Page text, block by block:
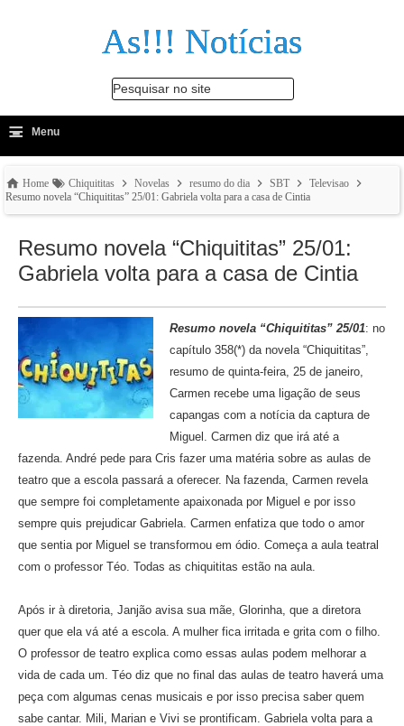
As!!! Notícias
Pesquisar no site
-
≡ Menu
Home Chiquititas Novelas resumo do dia SBT
Televisao
Resumo novela “Chiquititas” 25/01: Gabriela volta para a casa de Cintia
Resumo novela “Chiquititas” 25/01:
Gabriela volta para a casa de Cintia
Resumo novela “Chiquititas” 25/01: no
capítulo 358(*) da novela “Chiquititas”,
resumo de quinta-feira, 25 de janeiro,
Carmen recebe uma ligação de seus
capangas com a notícia da captura de
Miguel. Carmen diz que irá até a
fazenda. André pede para Cris fazer uma matéria sobre as aulas de
teatro que a escola passará a oferecer. Na fazenda, Carmen revela
que sempre foi completamente apaixonada por Miguel e por isso
sempre quis prejudicar Gabriela. Carmen enfatiza que todo o amor
que sentia por Miguel se transformou em ódio. Começa a aula teatral
com o professor Téo. Todas as chiquititas estão na aula.
Após ir à diretoria, Janjão avisa sua mãe, Glorinha, que a diretora
quer que ela vá até a escola. A mulher fica irritada e grita com o filho.
O professor de teatro explica como essas aulas podem melhorar a
vida de cada um. Téo diz que no final das aulas de teatro haverá uma
peça com algumas cenas musicais e por isso precisa saber quem
sabe cantar. Mili, Marian e Vivi se prontificam. Gabriela volta para a